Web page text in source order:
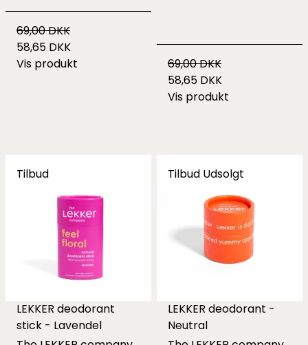
69,00 DKK
58,65 DKK
Vis produkt
69,00 DKK
58,65 DKK
Vis produkt
Tilbud
LEKKER deodorant
stick - Lavendel
Tilbud Udsolgt
LEKKER deodorant -
Neutral